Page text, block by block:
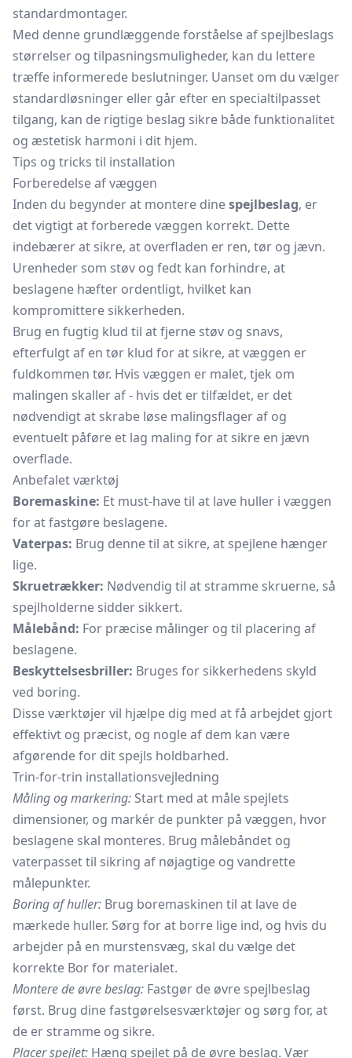
standardmontager.
Med denne grundlæggende forståelse af spejlbeslags
størrelser og tilpasningsmuligheder, kan du lettere
træffe informerede beslutninger. Uanset om du vælger
standardløsninger eller går efter en specialtilpasset
tilgang, kan de rigtige beslag sikre både funktionalitet
og æstetisk harmoni i dit hjem.
Tips og tricks til installation
Forberedelse af væggen
Inden du begynder at montere dinespejlbeslag, er
det vigtigt at forberede væggen korrekt. Dette
indebærer at sikre, at overfladen er ren, tør og jævn.
Urenheder som støv og fedt kan forhindre, at
beslagene hæfter ordentligt, hvilket kan
kompromittere sikkerheden.
Brug en fugtig klud til at fjerne støv og snavs,
efterfulgt af en tør klud for at sikre, at væggen er
fuldkommen tør. Hvis væggen er malet, tjek om
malingen skaller af - hvis det er tilfældet, er det
nødvendigt at skrabe løse malingsflager af og
eventuelt påføre et lag maling for at sikre en jævn
overflade.
Anbefalet værktøj
Boremaskine: Et must-have til at lave huller i væggen
for at fastgøre beslagene.
Vaterpas: Brug denne til at sikre, at spejlene hænger
lige.
Skruetrækker: Nødvendig til at stramme skruerne, så
spejlholderne sidder sikkert.
Målebånd: For præcise målinger og til placering af
beslagene.
Beskyttelsesbriller: Bruges for sikkerhedens skyld
ved boring.
Disse værktøjer vil hjælpe dig med at få arbejdet gjort
effektivt og præcist, og nogle af dem kan være
afgørende for dit spejls holdbarhed.
Trin-for-trin installationsvejledning
Måling og markering: Start med at måle spejlets
dimensioner, og markér de punkter på væggen, hvor
beslagene skal monteres. Brug målebåndet og
vaterpasset til sikring af nøjagtige og vandrette
målepunkter.
Boring af huller: Brug boremaskinen til at lave de
mærkede huller. Sørg for at borre lige ind, og hvis du
arbejder på en murstensvæg, skal du vælge det
korrekte Bor for materialet.
Montere de øvre beslag: Fastgør de øvre spejlbeslag
først. Brug dine fastgørelsesværktøjer og sørg for, at
de er stramme og sikre.
Placer spejlet: Hæng spejlet på de øvre beslag. Vær